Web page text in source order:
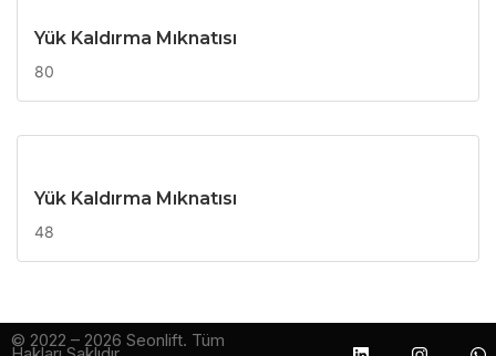
Yük Kaldırma Mıknatısı
80
Yük Kaldırma Mıknatısı
48
© 2022 – 2026 Seonlift. Tüm